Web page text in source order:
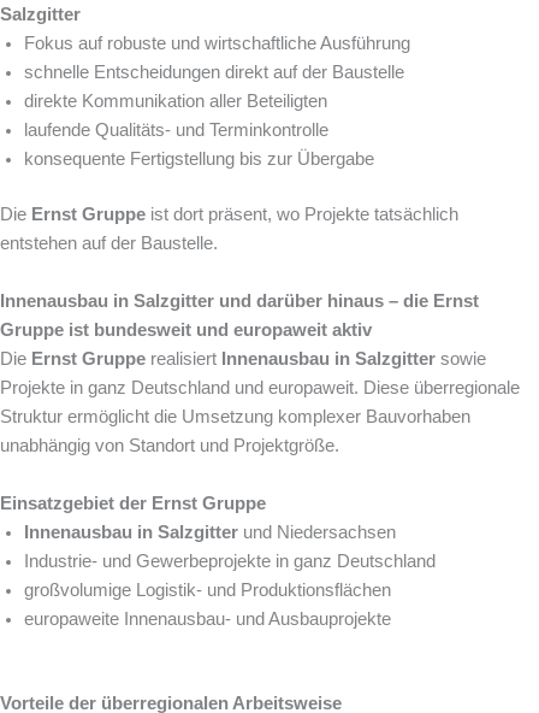
Salzgitter
Fokus auf robuste und wirtschaftliche Ausführung
schnelle Entscheidungen direkt auf der Baustelle
direkte Kommunikation aller Beteiligten
laufende Qualitäts- und Terminkontrolle
konsequente Fertigstellung bis zur Übergabe
Die Ernst Gruppe ist dort präsent, wo Projekte tatsächlich
entstehen auf der Baustelle.
Innenausbau in Salzgitter und darüber hinaus – die Ernst
Gruppe ist bundesweit und europaweit aktiv
Die Ernst Gruppe realisiert Innenausbau in Salzgitter sowie
Projekte in ganz Deutschland und europaweit. Diese überregionale
Struktur ermöglicht die Umsetzung komplexer Bauvorhaben
unabhängig von Standort und Projektgröße.
Einsatzgebiet der Ernst Gruppe
Innenausbau in Salzgitter und Niedersachsen
Industrie- und Gewerbeprojekte in ganz Deutschland
großvolumige Logistik- und Produktionsflächen
europaweite Innenausbau- und Ausbauprojekte
Vorteile der überregionalen Arbeitsweise